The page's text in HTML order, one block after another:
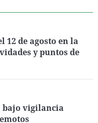
12 de agosto en la
y puntos de
bajo vigilancia